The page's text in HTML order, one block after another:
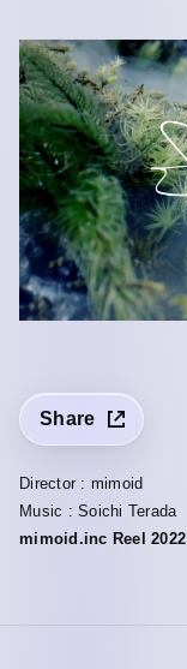
Share
Director : mimoid
Music : Soichi Terada
mimoid.inc Reel 2022